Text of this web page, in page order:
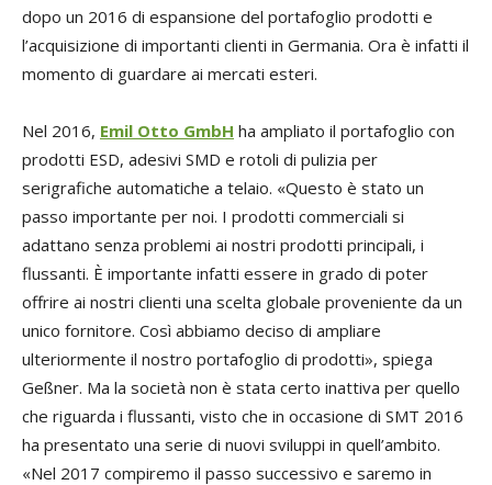
dopo un 2016 di espansione del portafoglio prodotti e
l’acquisizione di importanti clienti in Germania. Ora è infatti il
momento di guardare ai mercati esteri.
Nel 2016, Emil Otto GmbH ha ampliato il portafoglio con
prodotti ESD, adesivi SMD e rotoli di pulizia per
serigrafiche automatiche a telaio. «Questo è stato un
passo importante per noi. I prodotti commerciali si
adattano senza problemi ai nostri prodotti principali, i
flussanti. È importante infatti essere in grado di poter
offrire ai nostri clienti una scelta globale proveniente da un
unico fornitore. Così abbiamo deciso di ampliare
ulteriormente il nostro portafoglio di prodotti», spiega
Geßner. Ma la società non è stata certo inattiva per quello
che riguarda i flussanti, visto che in occasione di SMT 2016
ha presentato una serie di nuovi sviluppi in quell’ambito.
«Nel 2017 compiremo il passo successivo e saremo in